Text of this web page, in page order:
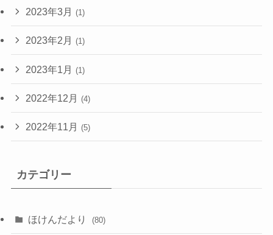
2023年3月 (1)
2023年2月 (1)
2023年1月 (1)
2022年12月 (4)
2022年11月 (5)
カテゴリー
ほけんだより (80)